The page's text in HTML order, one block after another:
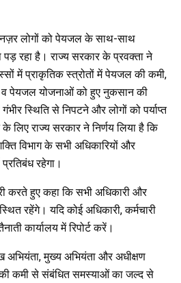
eलोगों को पेयजल के साथ-साथ
पड़ रहा है। राज्य सरकार के प्रवक्ता ने
में प्राकृतिक स्त्रोतों में पेयजल की कमी,
पेयजल योजनाओं को हुए नुकसान की
स्थिति से निपटने और लोगों को पर्याप्त
लिए राज्य सरकार ने निर्णय लिया है कि
विभाग के सभी अधिकारियों और
प्रतिबंध रहेगा।
करते हुए कहा कि सभी अधिकारी और
रहेंगे। यदि कोई अधिकारी, कर्मचारी
कार्यालय में रिपोर्ट करें।
अभियंता, मुख्य अभियंता और अधीक्षण
कमी से संबंधित समस्याओं का जल्द से